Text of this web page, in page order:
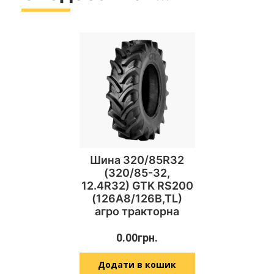
Шина 320/85R32
(320/85-32,
12.4R32) GTK RS200
(126A8/126B,TL)
агро тракторна
0.00грн.
Додати в кошик